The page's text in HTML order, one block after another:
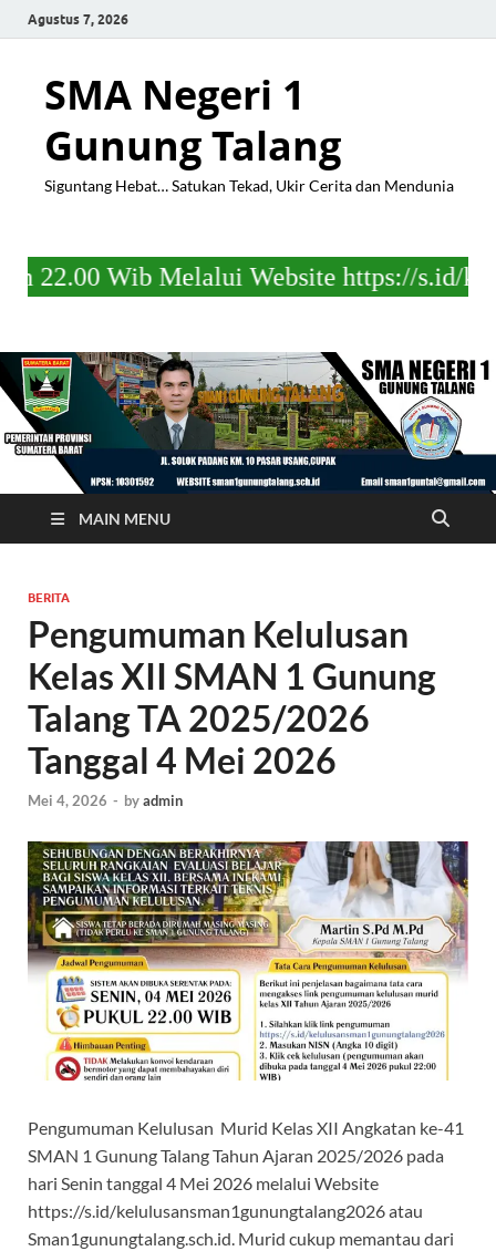
Agustus 7, 2026
SMA Negeri 1
Gunung Talang
Siguntang Hebat… Satukan Tekad, Ukir Cerita dan Mendunia
Melalui Website https://s.id/
MAIN MENU
BERITA
Pengumuman Kelulusan
Kelas XII SMAN 1 Gunung
Talang TA 2025/2026
Tanggal 4 Mei 2026
Mei 4, 2026 - byadmin
Pengumuman Kelulusan Murid Kelas XII Angkatan ke-41
SMAN 1 Gunung Talang Tahun Ajaran 2025/2026 pada
hari Senin tanggal 4 Mei 2026 melalui Website
https://s.id/kelulusansman1gunungtalang2026 atau
Sman1gunungtalang.sch.id. Murid cukup memantau dari